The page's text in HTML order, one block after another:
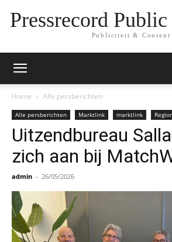
Pressrecord
Publiciteit & Content
Home Alle persberichten
Alle persberichten Marktlink marktlink
Uitzendbureau
zich aan bij
admin - 26/05/2026